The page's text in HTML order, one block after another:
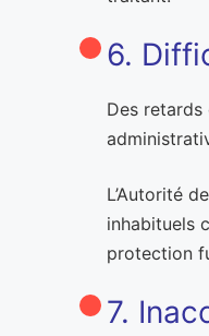
6.
Des
L’Autorité
inhabituels
protection
7.